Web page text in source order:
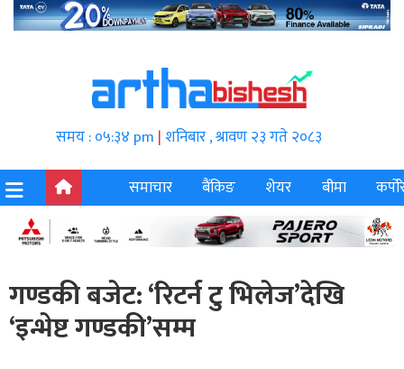
समय : ०५:३४ pm | शनिबार , श्रावण २३ गते २०८३
समाचार
बैंकिङ शेयर बीमा
गण्डकी बजेट: ‘रिटर्न टु भिलेज’देखि
‘इन्भेष्ट गण्डकी’सम्म